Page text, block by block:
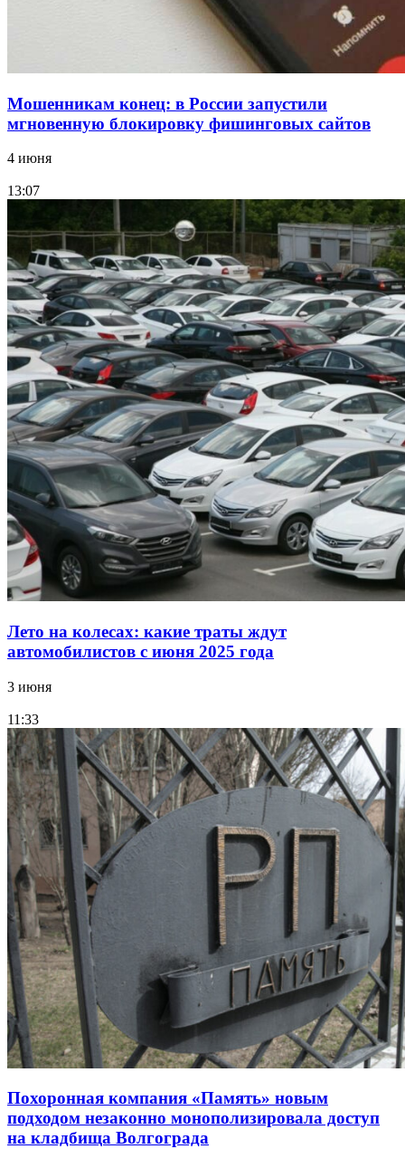
Мошенникам конец: в России запустили
мгновенную блокировку фишинговых сайтов
4 июня
13:07
Лето на колесах: какие траты ждут
автомобилистов с июня 2025 года
3 июня
11:33
Похоронная компания «Память» новым
подходом незаконно монополизировала доступ
на кладбища Волгограда